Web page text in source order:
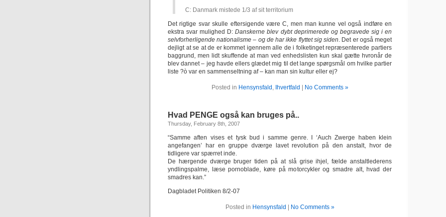
C: Danmark mistede 1/3 af sit territorium
Det rigtige svar skulle eftersigende være C, men man kunne vel også indføre en
ekstra svar mulighed D:Danskerne blev dybt deprimerede og begravede sig i en
selvforherligende nationalisme – og de har ikke flyttet sig siden. Det er også meget
dejligt at se at de er kommet igennem alle de i folketinget repræsenterede partiers
baggrund, men lidt skuffende at man ved enhedslisten kun skal gætte hvronår de
blev dannet – jeg havde ellers glædet mig til det lange spørgsmål om hvilke partier
liste ?ò var en sammenseltning af – kan man sin kultur eller ej?
Posted in Hensynsfald , Ihvertfald No Comments »
Hvad PENGE også kan bruges på..
Thursday, February 8th, 2007
“Samme aften vises et tysk bud i samme genre. I ‘Auch Zwerge haben klein
angefangen’ har en gruppe dværge lavet revolution på den anstalt, hvor de
tidligere var spærret inde.
De hærgende dværge bruger tiden på at slå grise ihjel, fælde anstaltlederens
yndlingspalme, læse pornoblade, køre på motorcykler og smadre alt, hvad der
smadres kan.”
Dagbladet Politiken 8/2-07
Posted in Hensynsfald No Comments »